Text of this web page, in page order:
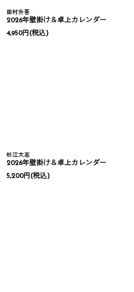
田村升吾
2026年壁掛け＆卓上カレンダー
4,950円(税込)
杉江大志
2026年壁掛け＆卓上カレンダー
5,200円(税込)